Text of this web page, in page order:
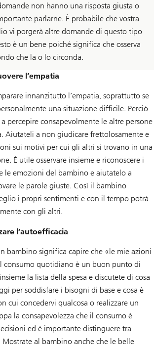
non hanno una risposta giusta o
parlarne. È probabile che vostra
vi porgerà altre domande di questo tipo
è un bene poiché significa che osserva
che la o lo circonda.
l’empatia
innanzitutto l’empatia, soprattutto se
una situazione difficile. Perciò
percepire consapevolmente le altre persone
Aiutateli a non giudicare frettolosamente e
sui motivi per cui gli altri si trovano in una
È utile osservare insieme e riconoscere i
le emozioni del bambino e aiutatelo a
le parole giuste. Così il bambino
i propri sentimenti e con il tempo potrà
con gli altri.
l’autoefficacia
bambino significa capire che «le mie azioni
consumo quotidiano è un buon punto di
la lista della spesa e discutete di cosa
per soddisfare i bisogni di base e cosa è
cui concedervi qualcosa o realizzare un
la consapevolezza che il consumo è
ed è importante distinguere tra
al bambino anche che le belle